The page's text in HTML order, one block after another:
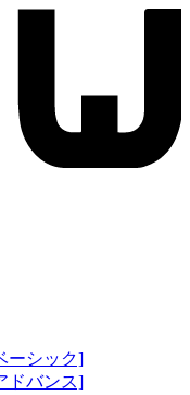
ーシック]
ドバンス]